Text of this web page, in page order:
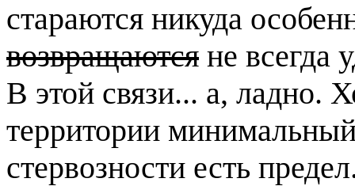
стараются никуда
возвращаются не всегда
В этой связи... а, ладно.
территории
стервозности есть